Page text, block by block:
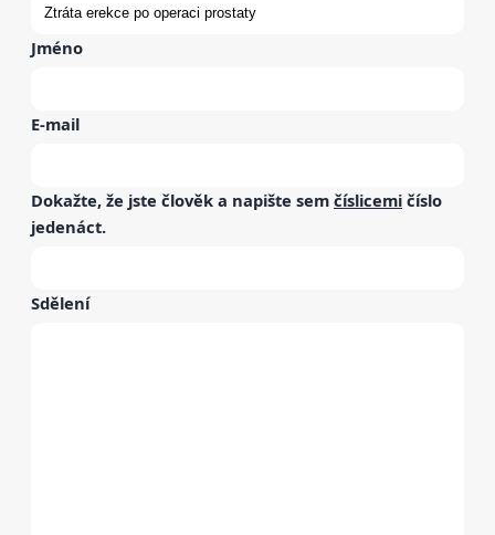
Jméno
E-mail
Dokažte, že jste člověk a napište sem číslicemi číslo
jedenáct.
Sdělení